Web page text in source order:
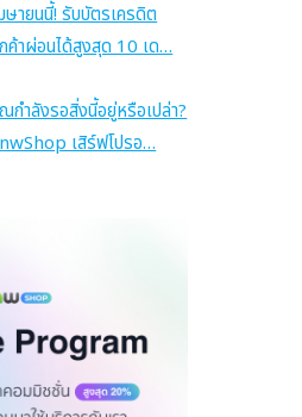
ษายนนี้! รับบัตรเครดิต
ค้าผ่อนได้สูงสุด 10 เด…
กำลังรอสิ่งนี้อยู่หรือเปล่า?
เสิร์ฟโปรอ…